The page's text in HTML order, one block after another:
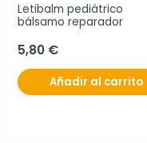
Letibalm pediátrico
bálsamo reparador
5,80 €
Añadir al carrito